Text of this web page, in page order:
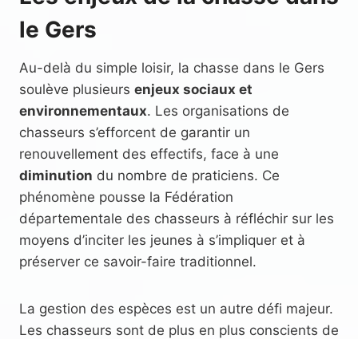
le Gers
Au-delà du simple loisir, la chasse dans le Gers
soulève plusieurs enjeux sociaux et
environnementaux. Les organisations de
chasseurs s’efforcent de garantir un
renouvellement des effectifs, face à une
diminution du nombre de praticiens. Ce
phénomène pousse la Fédération
départementale des chasseurs à réfléchir sur les
moyens d’inciter les jeunes à s’impliquer et à
préserver ce savoir-faire traditionnel.
La gestion des espèces est un autre défi majeur.
Les chasseurs sont de plus en plus conscients de